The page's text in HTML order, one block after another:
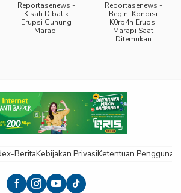
Reportasenews -
Kisah Dibalik
Erupsi Gunung
Marapi
Reportasenews -
Begini Kondisi
K0rb4n Erupsi
Marapi Saat
Ditemukan
BeritaKebijakan PrivasiKetentuan Pengguna